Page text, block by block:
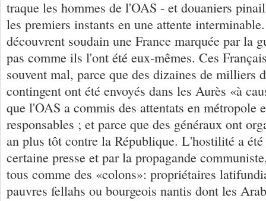
traque les hommes de l'OAS - et douaniers
les premiers instants en une attente
découvrent soudain une France marquée par la
pas comme ils l'ont été eux-mêmes. Ces
souvent mal, parce que des dizaines de milliers
contingent ont été envoyés dans les Aurès «à
que l'OAS a commis des attentats en métropole
responsables ; et parce que des généraux ont
an plus tôt contre la République. L'hostilité a
certaine presse et par la propagande
tous comme des «colons»: propriétaires
pauvres fellahs ou bourgeois nantis dont les